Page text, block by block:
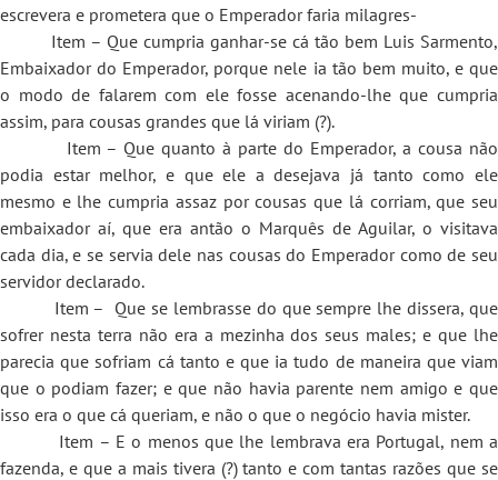
escrevera e prometera que o Emperador faria milagres-
Item – Que cumpria ganhar-se cá tão bem Luis Sarmento,
Embaixador do Emperador, porque nele ia tão bem muito, e que
o modo de falarem com ele fosse acenando-lhe que cumpria
assim, para cousas grandes que lá viriam (?).
Item – Que quanto à parte do Emperador, a cousa não
podia estar melhor, e que ele a desejava já tanto como ele
mesmo e lhe cumpria assaz por cousas que lá corriam, que seu
embaixador aí, que era antão o Marquês de Aguilar, o visitava
cada dia, e se servia dele nas cousas do Emperador como de seu
servidor declarado.
Item – Que se lembrasse do que sempre lhe dissera, que
sofrer nesta terra não era a mezinha dos seus males; e que lhe
parecia que sofriam cá tanto e que ia tudo de maneira que viam
que o podiam fazer; e que não havia parente nem amigo e que
isso era o que cá queriam, e não o que o negócio havia mister.
Item – E o menos que lhe lembrava era Portugal, nem a
fazenda, e que a mais tivera (?) tanto e com tantas razões que se